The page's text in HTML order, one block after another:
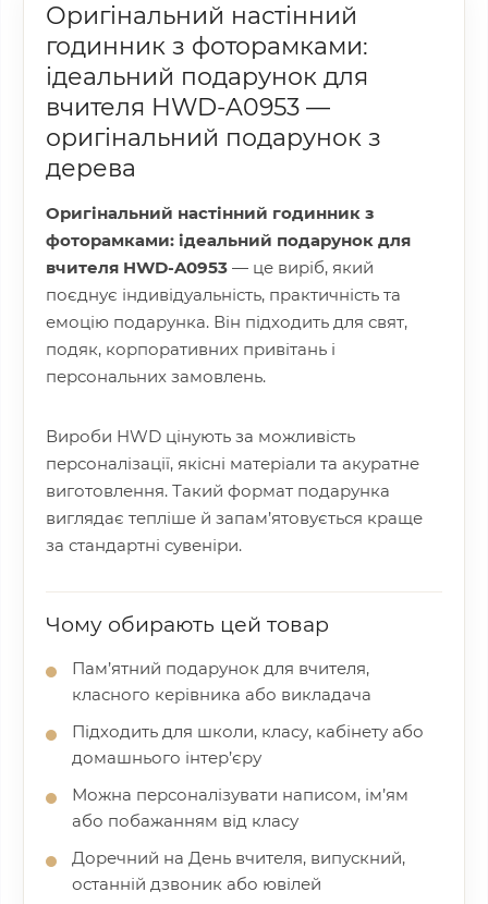
Оригінальний настінний
годинник з фоторамками:
ідеальний подарунок для
вчителя HWD-A0953 —
оригінальний подарунок з
дерева
Оригінальний настінний годинник з
фоторамками: ідеальний подарунок для
вчителя HWD-A0953 — це виріб, який
поєднує індивідуальність, практичність та
емоцію подарунка. Він підходить для свят,
подяк, корпоративних привітань і
персональних замовлень.
Вироби HWD цінують за можливість
персоналізації, якісні матеріали та акуратне
виготовлення. Такий формат подарунка
виглядає тепліше й запам’ятовується краще
за стандартні сувеніри.
Чому обирають цей товар
Пам’ятний подарунок для вчителя,
класного керівника або викладача
Підходить для школи, класу, кабінету або
домашнього інтер’єру
Можна персоналізувати написом, ім’ям
або побажанням від класу
Доречний на День вчителя, випускний,
останній дзвоник або ювілей